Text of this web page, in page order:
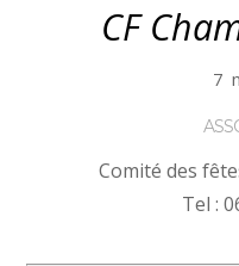
CF
7
Comité des
Tel :